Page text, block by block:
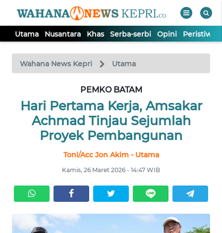
Utama Nusantara Khas Serba-serbi Opini Peristiwa
Wahana News Kepri Utama
PEMKO BATAM
Hari Pertama Kerja, Amsakar
Achmad Tinjau Sejumlah
Proyek Pembangunan
Toni/Acc Jon Akim - Utama
Kamis, 26 Maret 2026 - 14:47 WIB
TV
Tutup
NUSANTARA
SERBI
OPINI